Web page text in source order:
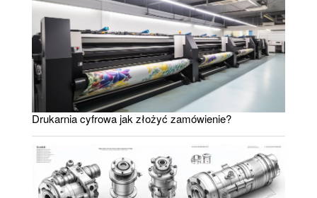
Drukarnia cyfrowa jak złożyć zamówienie?